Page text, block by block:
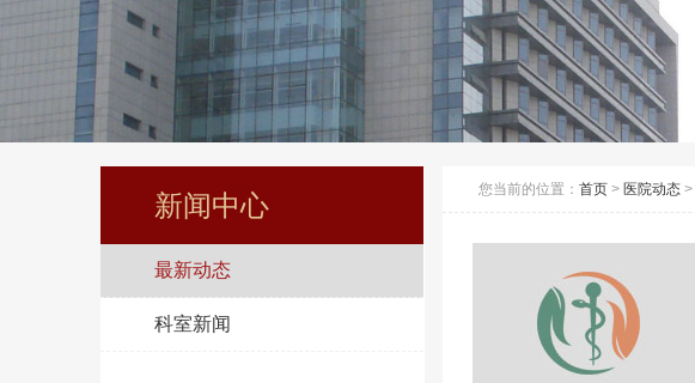
新闻中心
最新动态
科室新闻
您当前的位置： 首页 > 医院动态 >